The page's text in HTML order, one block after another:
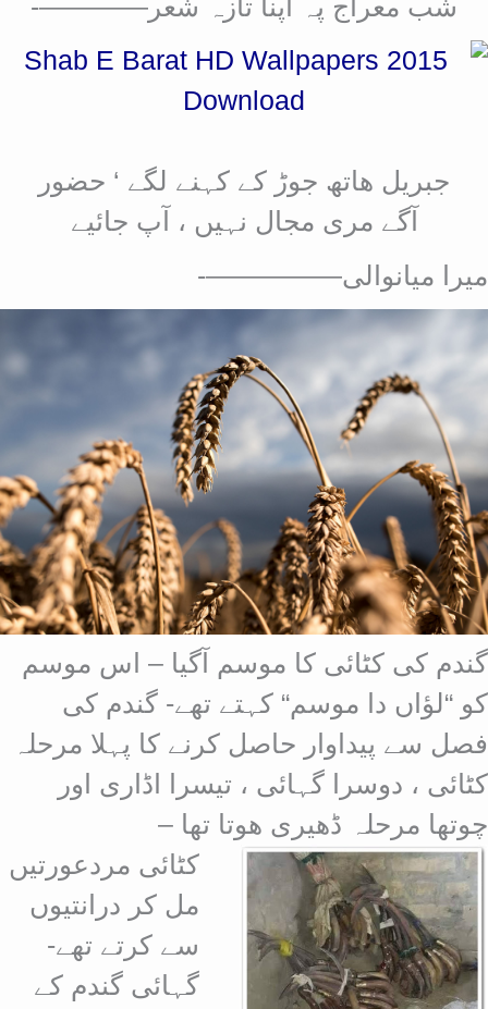
شب معراج پہ اپنا تازہ شعر————-
جبریل ھاتھ جوڑ کے کہنے لگے ‘ حضور
آگے مری مجال نہیں ، آپ جائیے
میرا میانوالی—————-
گندم کی کٹائی کا موسم آگیا – اس موسم
کو “لؤاں دا موسم“ کہتے تھے- گندم کی
فصل سے پیداوار حاصل کرنے کا پہلا مرحلہ
کٹائی ، دوسرا گہائی ، تیسرا اڈاری اور
چوتھا مرحلہ ڈھیری ھوتا تھا –
کٹائی مردعورتیں
مل کر درانتیوں
سے کرتے تھے-
گہائی گندم کے